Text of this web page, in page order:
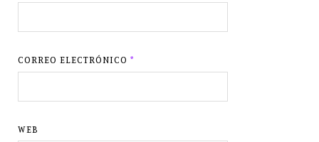
CORREO ELECTRÓNICO*
WEB